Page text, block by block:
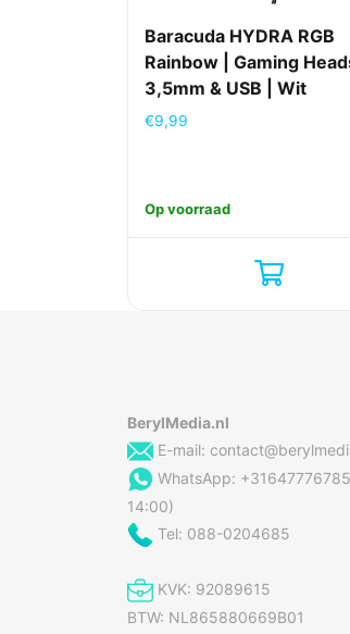
Baracuda HYDRA RGB
Rainbow | Gaming
3,5mm & USB | Wit
€9,99
Op voorraad
BerylMedia.nl
E-mail:
WhatsApp:
14:00)
Tel: 088-0204685
KVK: 92089615
BTW: NL865880669B01